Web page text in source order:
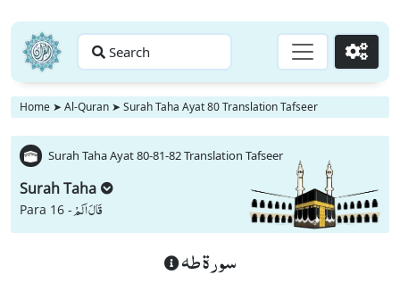
Search Go
Home ➤ Al-Quran ➤ Surah Taha Ayat 80 Translation Tafseer
Surah Taha Ayat 80-81-82 Translation Tafseer
Surah Taha
Para 16 -قَالَ اَلَمْ
سورة طه